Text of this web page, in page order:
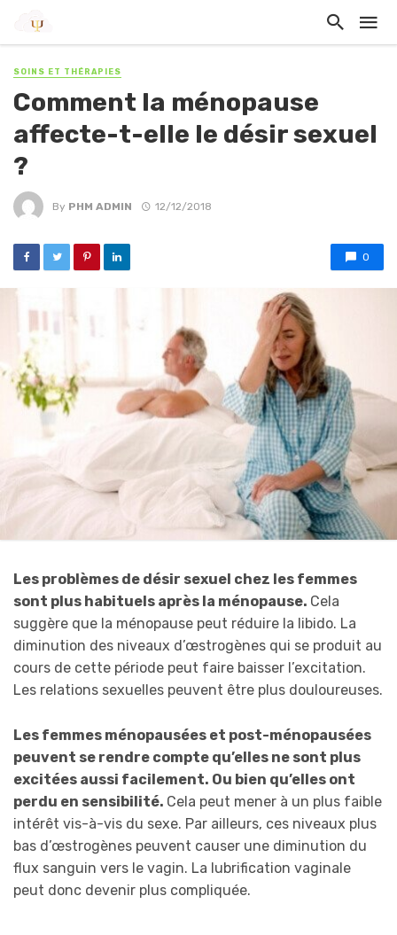
SOINS ET THÉRAPIES
Comment la ménopause
affecte-t-elle le désir sexuel
?
By PHM ADMIN 12/12/2018
0
Les problèmes de désir sexuel chez les femmes
sont plus habituels après la ménopause. Cela
suggère que la ménopause peut réduire la libido. La
diminution des niveaux d’œstrogènes qui se produit au
cours de cette période peut faire baisser l’excitation.
Les relations sexuelles peuvent être plus douloureuses.
Les femmes ménopausées et post-ménopausées
peuvent se rendre compte qu’elles ne sont plus
excitées aussi facilement. Ou bien qu’elles ont
perdu en sensibilité. Cela peut mener à un plus faible
intérêt vis-à-vis du sexe. Par ailleurs, ces niveaux plus
bas d’œstrogènes peuvent causer une diminution du
flux sanguin vers le vagin. La lubrification vaginale
peut donc devenir plus compliquée.